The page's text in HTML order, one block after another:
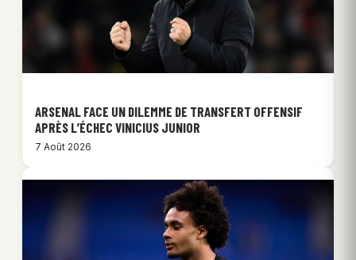
ARSENAL FACE UN DILEMME DE TRANSFERT OFFENSIF
APRÈS L’ÉCHEC VINICIUS JUNIOR
7 Août 2026